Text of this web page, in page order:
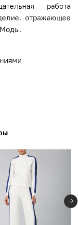
работа
отражающее
Моды.